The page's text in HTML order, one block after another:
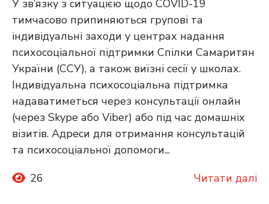
У зв’язку з ситуацією щодо COVID-19
тимчасово припиняються групові та
індивідуальні заходи у центрах надання
психосоціальної підтримки Cпілки Самаритян
України (ССУ), а також виїзні сесії у школах.
Індивідуальна психосоціальна підтримка
надаватиметься через консультації онлайн
(через Skype або Viber) або під час домашніх
візитів. Адреси для отримання консультацій
та психосоціальної допомоги...
26
Читати далі